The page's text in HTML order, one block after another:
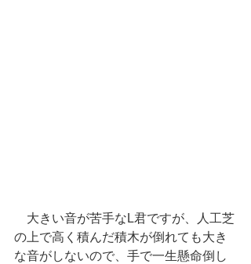
大きい音が苦手なL君ですが、人工芝
の上で高く積んだ積木が倒れても大き
な音がしないので、手で一生懸命倒し